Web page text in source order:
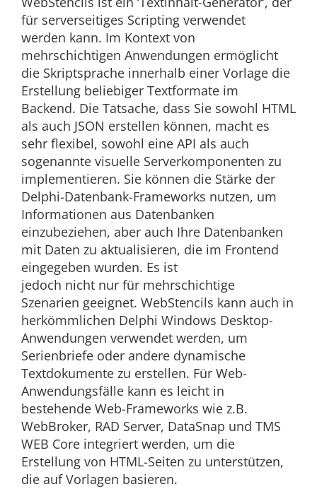
für serverseitiges Scripting verwendet
werden kann. Im Kontext von
mehrschichtigen Anwendungen ermöglicht
die Skriptsprache innerhalb einer Vorlage die
Erstellung beliebiger Textformate im
Backend. Die Tatsache, dass Sie sowohl HTML
als auch JSON erstellen können, macht es
sehr flexibel, sowohl eine API als auch
sogenannte visuelle Serverkomponenten zu
implementieren. Sie können die Stärke der
Delphi-Datenbank-Frameworks nutzen, um
Informationen aus Datenbanken
einzubeziehen, aber auch Ihre Datenbanken
mit Daten zu aktualisieren, die im Frontend
eingegeben wurden. Es ist
jedoch nicht nur für mehrschichtige
Szenarien geeignet. WebStencils kann auch in
herkömmlichen Delphi Windows Desktop-
Anwendungen verwendet werden, um
Serienbriefe oder andere dynamische
Textdokumente zu erstellen. Für Web-
Anwendungsfälle kann es leicht in
bestehende Web-Frameworks wie z.B.
WebBroker, RAD Server, DataSnap und TMS
WEB Core integriert werden, um die
Erstellung von HTML-Seiten zu unterstützen,
die auf Vorlagen basieren.